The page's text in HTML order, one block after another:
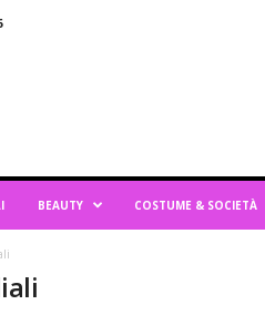
BEAUTY COSTUME & SOCIETÀ